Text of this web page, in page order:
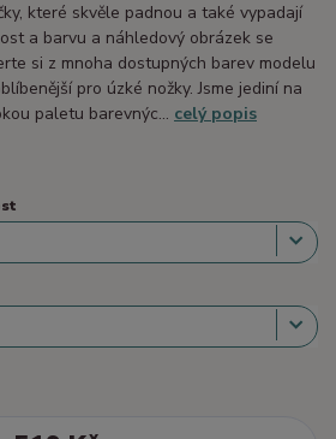
které skvěle padnou a také vypadají
a barvu a náhledový obrázek se
si z mnoha dostupných barev modelu
pro úzké nožky. Jsme jediní na
paletu barevnýc... celý popis